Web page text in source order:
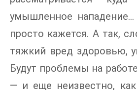
умышленное
просто кажется. А так,
тяжкий вред здоровью,
Будут проблемы на
— и еще неизвестно,